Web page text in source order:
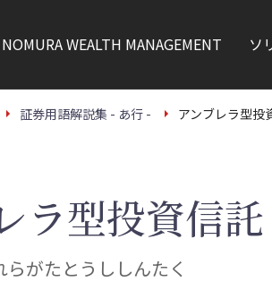
NOMURAWEALTH MANAGEMENT ソ
証券用語解説集 - あ行 - アンブレラ型投
ラ型投資信託
がたとうししんたく